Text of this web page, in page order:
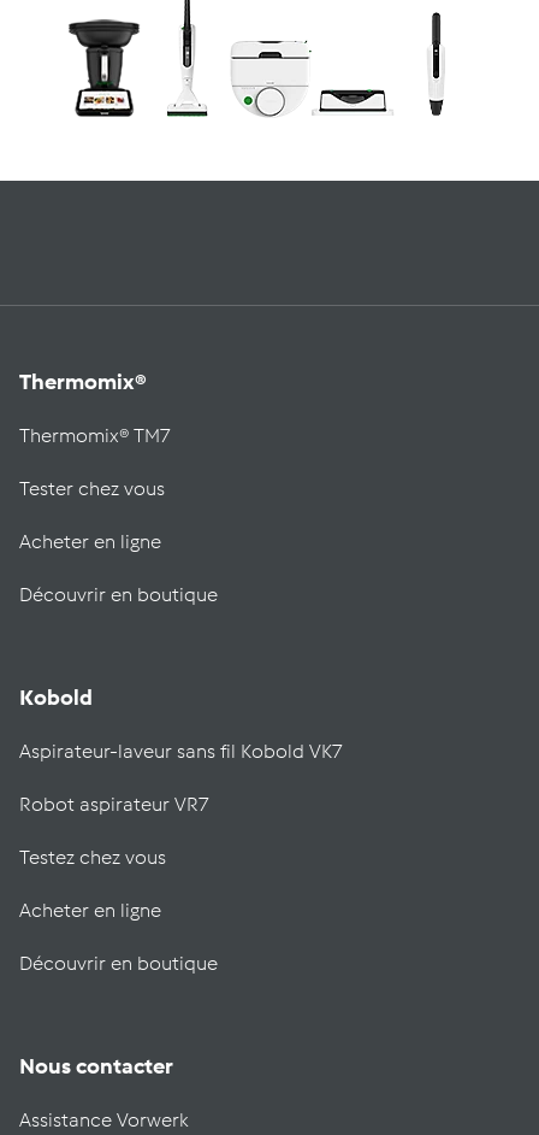
Thermomix®
Thermomix® TM7
Tester chez vous
Acheter en ligne
Découvrir en boutique
Kobold
Aspirateur-laveur sans fil Kobold VK7
Robot aspirateur VR7
Testez chez vous
Acheter en ligne
Découvrir en boutique
Nous contacter
Assistance Vorwerk